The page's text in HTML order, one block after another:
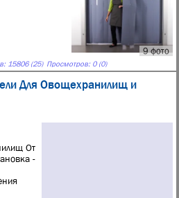
9 фото
15806 (25) Просмотров: 0 (0)
Для Овощехранилищ и
От
-